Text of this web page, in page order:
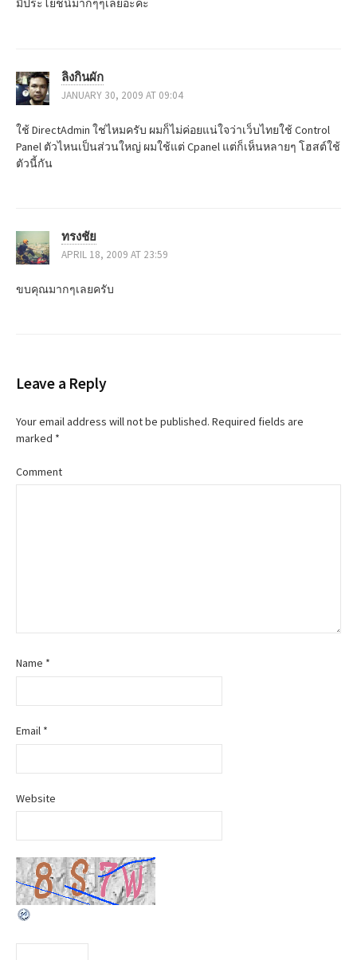
g
a
t
n
มีประโยชน์มากๆๆเลยอะค่ะ
ลิงกินผัก
JANUARY 30, 2009 AT 09:04
ใช้ DirectAdmin ใช่ไหมครับ ผมก็ไม่ค่อยแน่ใจว่าเว็บไทยใช้ Control
Panel ตัวไหนเป็นส่วนใหญ่ ผมใช้แต่ Cpanel แต่ก็เห็นหลายๆ โฮสต์ใช้
ตัวนี้กัน
ทรงชัย
APRIL 18, 2009 AT 23:59
ขบคุณมากๆเลยครับ
Leave a Reply
Your email address will not be published. Required fields are
marked *
Comment
Name *
Email *
Website